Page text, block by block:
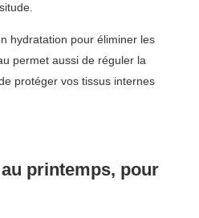
hydratation pour éliminer les
permet aussi de réguler la
protéger vos tissus internes
printemps, pour